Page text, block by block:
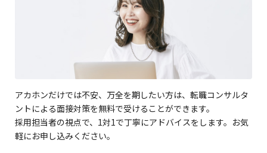
アカホンだけでは不安、万全を期したい方は、転職コンサルタ
ントによる面接対策を無料で受けることができます。
採用担当者の視点で、1対1で丁寧にアドバイスをします。お気
軽にお申し込みください。